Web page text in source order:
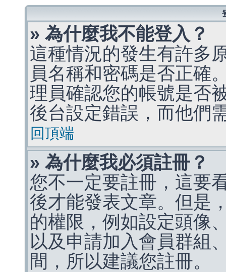
» 為什麼我不能登入？
這種情況的發生有許多
員名稱和密碼是否正確
理員確認您的帳號是否
後台設定錯誤，而他們
回頂端
» 為什麼我必須註冊？
您不一定要註冊，這要
後才能發表文章。但是
的權限，例如設定頭像
以及申請加入會員群組
間，所以建議您註冊。